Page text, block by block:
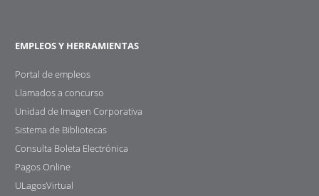
EMPLEOS Y HERRAMIENTAS
Portal de empleos
Llamados a concurso
Unidad de Imagen Corporativa
Sistema de Bibliotecas
Consulta Boleta Electrónica
Pagos Online
ULagosVirtual